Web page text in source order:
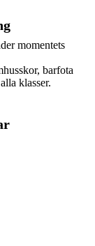
momentets
barfota
klasser.